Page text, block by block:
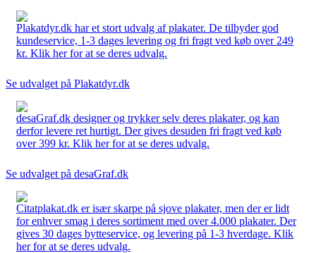
Plakatdyr.dk har et stort udvalg af plakater. De tilbyder god
kundeservice, 1-3 dages levering og fri fragt ved køb over 249
kr. Klik her for at se deres udvalg.
Se udvalget på Plakatdyr.dk
desaGraf.dk designer og trykker selv deres plakater, og kan
derfor levere ret hurtigt. Der gives desuden fri fragt ved køb
over 399 kr. Klik her for at se deres udvalg.
Se udvalget på desaGraf.dk
Citatplakat.dk er især skarpe på sjove plakater, men der er lidt
for enhver smag i deres sortiment med over 4.000 plakater. Der
gives 30 dages bytteservice, og levering på 1-3 hverdage. Klik
her for at se deres udvalg.